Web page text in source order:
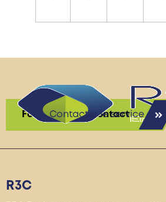
Contacter le service
Formulaire de contact
R3C